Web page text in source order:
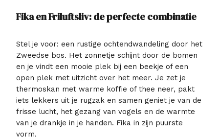
Fika en Friluftsliv: de perfecte combinatie
Stel je voor: een rustige ochtendwandeling door het
Zweedse bos. Het zonnetje schijnt door de bomen
en je vindt een mooie plek bij een beekje of een
open plek met uitzicht over het meer. Je zet je
thermoskan met warme koffie of thee neer, pakt
iets lekkers uit je rugzak en samen geniet je van de
frisse lucht, het gezang van vogels en de warmte
van je drankje in je handen. Fika in zijn puurste
vorm.